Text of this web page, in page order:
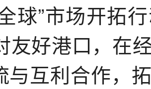
球”市场开拓
友好港口，在
与互利合作，